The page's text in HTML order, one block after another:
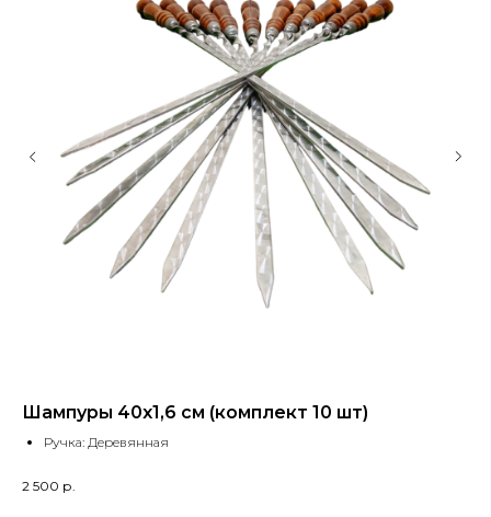
Шампуры 40х1,6 см (комплект 10 шт)
Ручка: Деревянная
2 500 р.